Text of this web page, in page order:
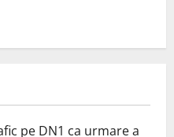
pe DN1 ca urmare a